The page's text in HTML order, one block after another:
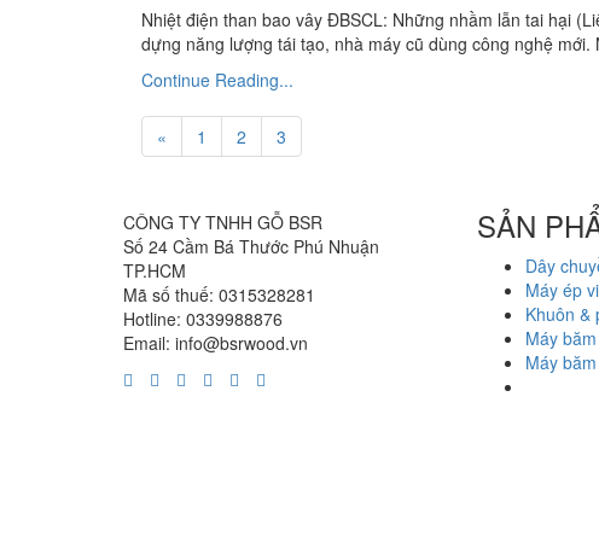
Nhiệt điện than bao vây ĐBSCL: Những nhầm lẫn tai hại
dựng năng lượng tái tạo, nhà máy cũ dùng công nghệ
Continue Reading...
« 1 2 3
CÔNG TY TNHH GỖ BSR
Số 24 Cầm Bá Thước Phú Nhuận
TP.HCM
Mã số thuế: 0315328281
Hotline: 0339988876
Email: info@bsrwood.vn
SẢN
Dây
Máy ép
Khuôn &
Máy
Máy